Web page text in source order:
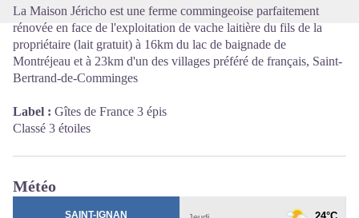
La Maison Jéricho est une ferme commingeoise parfaitement
rénovée en face de l'exploitation de vache laitière du fils de la
propriétaire (lait gratuit) à 16km du lac de baignade de
Montréjeau et à 23km d'un des villages préféré de français, Saint-
Bertrand-de-Comminges
Label : Gîtes de France 3 épis
Classé 3 étoiles
Météo